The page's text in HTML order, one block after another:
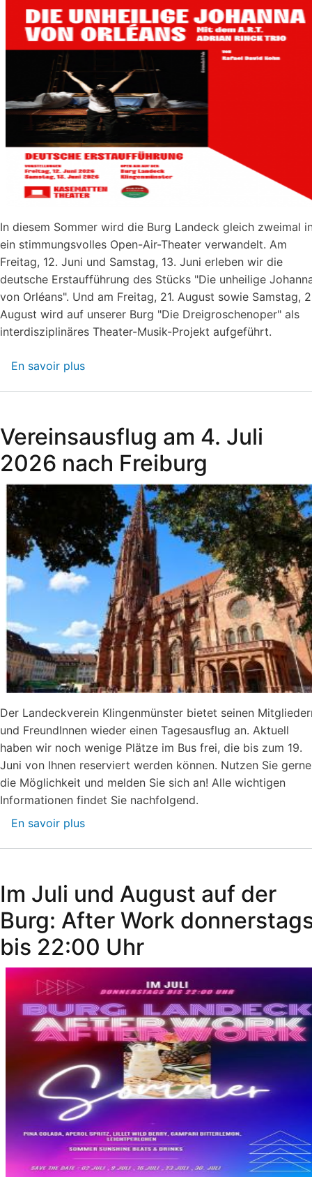
2026
ab
20:30
In diesem Sommer wird die Burg Landeck gleich zweimal
ein stimmungsvolles Open-Air-Theater verwandelt. Am
Freitag, 12. Juni und Samstag, 13. Juni erleben wir die
deutsche Erstaufführung des Stücks "Die unheilige
von Orléans". Und am Freitag, 21. August sowie Samstag,
August wird auf unserer Burg "Die Dreigroschenoper" als
interdisziplinäres Theater-Musik-Projekt aufgeführt.
En savoir plus
auf
Burg
Landeck
Vereinsausflug am 4. Juli
2026 nach Freiburg
Der Landeckverein Klingenmünster bietet seinen
und FreundInnen wieder einen Tagesausflug an. Aktuell
haben wir noch wenige Plätze im Bus frei, die bis zum 19.
Juni von Ihnen reserviert werden können. Nutzen Sie gerne
die Möglichkeit und melden Sie sich an! Alle wichtigen
Informationen findet Sie nachfolgend.
En savoir plus
Juli
2026
nach
Freiburg
Im Juli und August auf der
Burg: After Work
bis 22:00 Uhr